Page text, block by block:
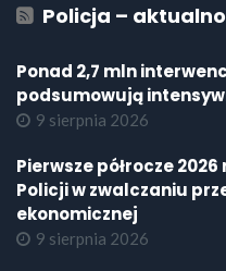
Policja –
Ponad 2,7 mln
podsumowują
9 sierpnia 2026
Pierwsze półrocze
Policji w zwalczaniu
ekonomicznej
9 sierpnia 2026